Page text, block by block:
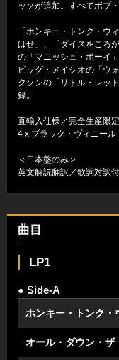
ックが追加。すべてボブ
「ホンキー・トンク・ウ
ばせ」、「ダイスをころ
の「マニッシュ・ボーイ
ビッグ・メイシオの「ウ
クソンの「リトル・レッ
録。
直輸入仕様／完全生産限
4 x ブラック・ヴィニール
＜日本盤のみ＞
英文解説翻訳／歌詞対訳付
曲目
LP1
● Side-A
ホンキー・トンク・
オール・ダウン・ザ